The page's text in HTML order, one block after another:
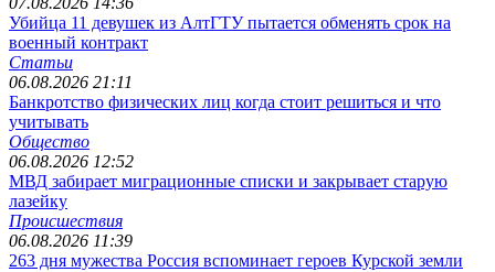
Убийца 11 девушек из АлтГТУ пытается обменять срок на
военный контракт
Статьи
06.08.2026 21:11
Банкротство физических лиц когда стоит решиться и что
учитывать
Общество
06.08.2026 12:52
МВД забирает миграционные списки и закрывает старую
лазейку
Происшествия
06.08.2026 11:39
263 дня мужества Россия вспоминает героев Курской земли